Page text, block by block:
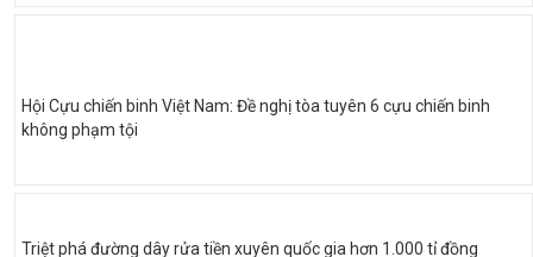
Hội Cựu chiến binh Việt Nam: Đề nghị tòa tuyên 6 cựu chiến binh
không phạm tội
Triệt phá đường dây rửa tiền xuyên quốc gia hơn 1.000 tỉ đồng